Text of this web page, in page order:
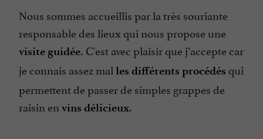
Nous sommes accueillis par la très souriante
responsable des lieux qui nous propose une
visite guidée. C'est avec plaisir que j’accepte car
je connais assez mal les différents procédés qui
permettent de passer de simples grappes de
raisin en vins délicieux.